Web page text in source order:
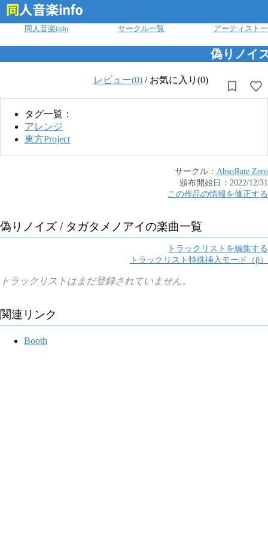
同人音楽info サークル一覧 アーティスト
偽りノイ
レビュー(0) / お気に入り(0)
タグ一覧：
アレンジ
東方Project
サークル： AbsoЯute Zero
頒布開始日： 2022/12/31
この作品の情報を修正する
偽りノイズ / タガタメノアイの楽曲一覧
トラックリストを編集する
トラックリスト特殊挿入モード（β）
トラックリストはまだ登録されていません。
関連リンク
Booth